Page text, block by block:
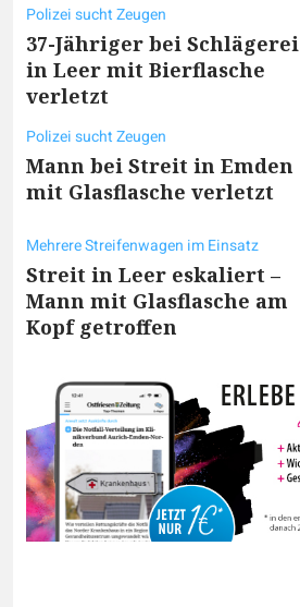
Polizei sucht Zeugen
37-Jähriger bei Schlägerei
in Leer mit Bierflasche
verletzt
Polizei sucht Zeugen
Mann bei Streit in Emden
mit Glasflasche verletzt
Mehrere Streifenwagen im Einsatz
Streit in Leer eskaliert –
Mann mit Glasflasche am
Kopf getroffen